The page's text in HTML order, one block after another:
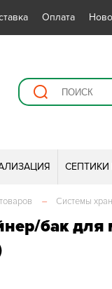
Оплата
– Системы
бак для